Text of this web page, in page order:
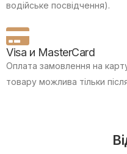
водійське посвідчення).
Visa и MasterCard
Оплата замовлення на
товару можлива тільки